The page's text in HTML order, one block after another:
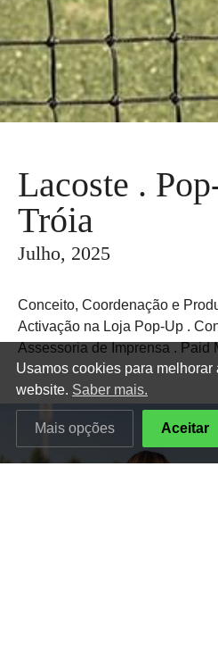
Lacoste .
Tróia
Julho, 2025
Conceito, Coordenação e
Activação na Loja Pop-Up .
Assessoria de Imprensa . Paid
Usamos cookies para
website. Saber mais.
Mais opções Aceitar